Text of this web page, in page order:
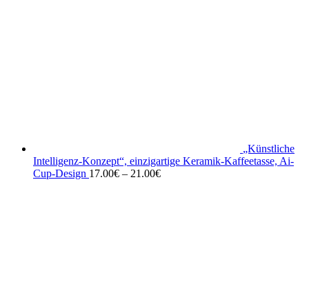
„Künstliche
Intelligenz-Konzept“, einzigartige Keramik-Kaffeetasse, Ai-
Cup-Design 17.00€ – 21.00€